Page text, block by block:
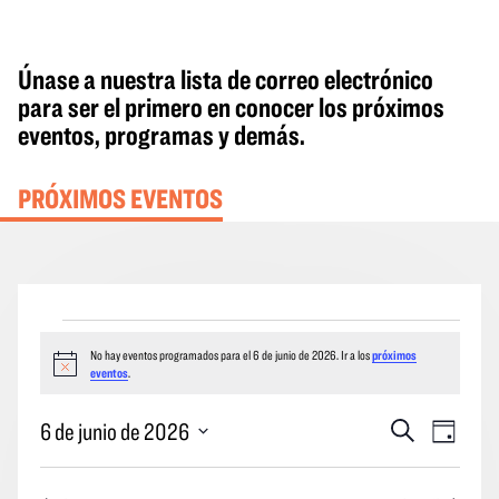
Únase a nuestra lista de correo electrónico
para ser el primero en conocer los próximos
eventos, programas y demás.
PRÓXIMOS EVENTOS
del
de
junio
de
Aviso
No hay eventos programados para el 6 de junio de 2026. Ir a lospróximos
eventos.
Eventos
Búsqueda
y
Buscar
por
las
Día
6 de junio de 2026